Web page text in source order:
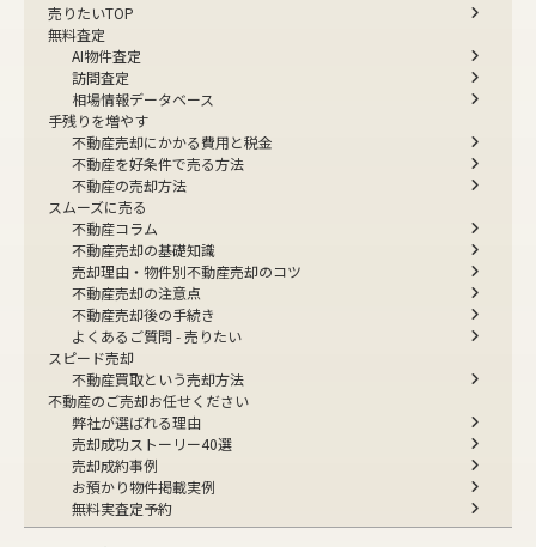
売りたいTOP
無料査定
AI物件査定
訪問査定
相場情報データベース
手残りを増やす
不動産売却にかかる費用と税金
不動産を好条件で売る方法
不動産の売却方法
スムーズに売る
不動産コラム
不動産売却の基礎知識
売却理由・物件別不動産売却のコツ
不動産売却の注意点
不動産売却後の手続き
よくあるご質問 - 売りたい
スピード売却
不動産買取という売却方法
不動産のご売却お任せください
弊社が選ばれる理由
売却成功ストーリー40選
売却成約事例
お預かり物件掲載実例
無料実査定予約